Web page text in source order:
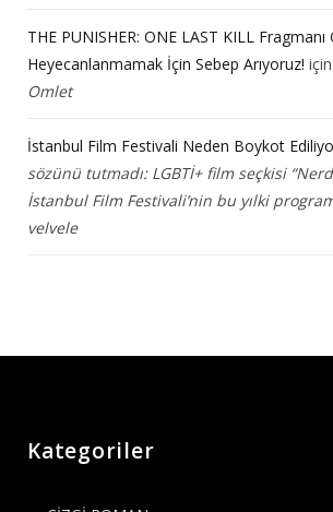
THE PUNISHER: ONE LAST KILL Fragmanı
Heyecanlanmamak İçin Sebep Arıyoruz! için
Omlet
İstanbul Film Festivali Neden Boykot
sözünü tutmadı: LGBTİ+ film seçkisi
İstanbul Film Festivali’nin bu yılki
velvele
Kategoriler